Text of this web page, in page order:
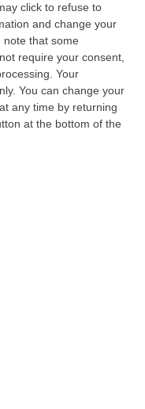
click to refuse to
and change your
note that some
require your consent,
Your
You can change your
any time by returning
at the bottom of the
testo, infatti,
l’obbligo
e di fornire
poche parole,un
potrà più
fonti se i servizi